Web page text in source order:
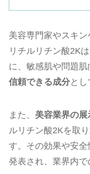
美容専門家やスキ
リチルリチン酸2K
に、敏感肌や問題肌
信頼できる成分とし
また、 美容業界の
ルリチン酸2Kを取
す。その効果や安
発表され、業界内で